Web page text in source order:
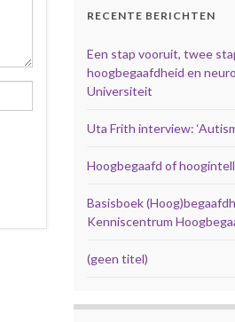
RECENTE BERICHTEN
Een stap vooruit, twee
hoogbegaafdheid en
Universiteit
Uta Frith interview:
Hoogbegaafd of
Basisboek
Kenniscentrum
(geen titel)